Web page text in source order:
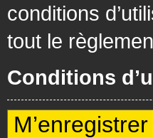
conditions
tout le
Conditions
M’enregistrer